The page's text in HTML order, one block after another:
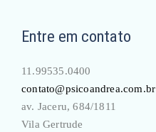
Entre em contato
11.99535.0400
contato@psicoandrea.com.br
av. Jaceru, 684/1811
Vila Gertrude